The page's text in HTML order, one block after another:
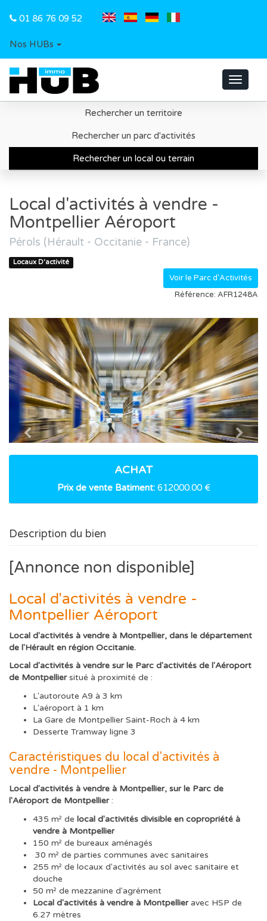
01 86 76 09 52
Nos HUBs
Toggle
Rechercher un territoire
Rechercher un parc d'activités
Rechercher un local ou terrain
Recherche d'un local ou d'un terrain
Région Occitanie
Local d'activités à vendre - Montpellier Aéroport
Local d'activités à vendre -
Montpellier Aéroport
Pérols (Hérault - Occitanie - France)
Locaux D'activité
Voir le Parc d'Activités
Référence: AFR1248A
Previous
ACHAT
Prix de vente Batiment:612000.00 €
Description du bien
[Annonce non disponible]
Local d'activités à vendre -
Montpellier Aéroport
Local d'activités à vendre à Montpellier, dans le département
de l'Hérault en région Occitanie.
Local d'activités à vendre sur le Parc d'activités de l'Aéroport
de Montpelliersitué à proximité de :
L'autoroute A9 à 3 km
L'aéroport à 1 km
La Gare de Montpellier Saint-Roch à 4 km
Desserte Tramway ligne 3
Caractéristiques du local d'activités à
vendre - Montpellier
Local d'activités à vendre à Montpellier, sur le Parc de
l'Aéroport de Montpellier:
435 m² de local d'activités divisible en copropriété à
vendre à Montpellier
150 m² de bureaux aménagés
30 m² de parties communes avec sanitaires
255 m² de locaux d'activités au sol avec sanitaire et
douche
50 m² de mezzanine d'agrément
Local d'activités à vendre à Montpellieravec HSP de
6.27 mètres